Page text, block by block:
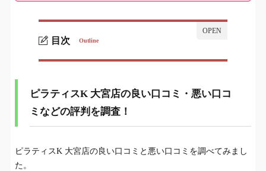
目次 Outline
1.
1-1.ピラティスK 大宮店の悪い口コミ・評判を2名から
調査！
ら調査！
ピラティスK 大宮店の良い口コミ・悪い口コ
ミなどの評判を調査！
ピラティスK 大宮店の良い口コミと悪い口コミを調べてみまし
た。